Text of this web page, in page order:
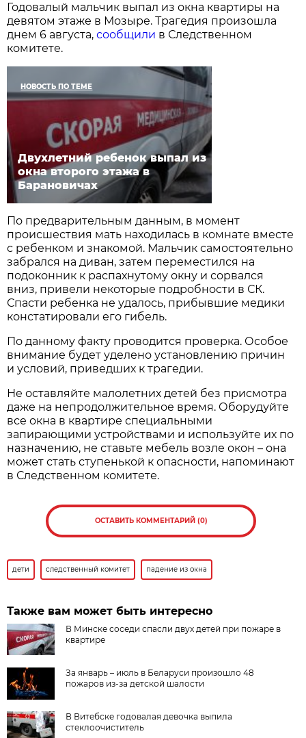
Годовалый мальчик выпал из окна квартиры на
девятом этаже в Мозыре. Трагедия произошла
днем 6 августа,сообщили в Следственном
комитете.
НОВОСТЬ ПО ТЕМЕ
Двухлетний ребенок выпал из
окна второго этажа в
Барановичах
По предварительным данным, в момент
происшествия мать находилась в комнате вместе
с ребенком и знакомой. Мальчик самостоятельно
забрался на диван, затем переместился на
подоконник к распахнутому окну и сорвался
вниз, привели некоторые подробности в СК.
Спасти ребенка не удалось, прибывшие медики
констатировали его гибель.
По данному факту проводится проверка. Особое
внимание будет уделено установлению причин
и условий, приведших к трагедии.
Не оставляйте малолетних детей без присмотра
даже на непродолжительное время. Оборудуйте
все окна в квартире специальными
запирающими устройствами и используйте их по
назначению, не ставьте мебель возле окон – она
может стать ступенькой к опасности, напоминают
в Следственном комитете.
ОСТАВИТЬ КОММЕНТАРИЙ (0)
дети следственный комитет падение из окна
Также вам может быть интересно
В Минске соседи спасли двух детей при пожаре в
квартире
За январь – июль в Беларуси произошло 48
пожаров из-за детской шалости
В Витебске годовалая девочка выпила
стеклоочиститель